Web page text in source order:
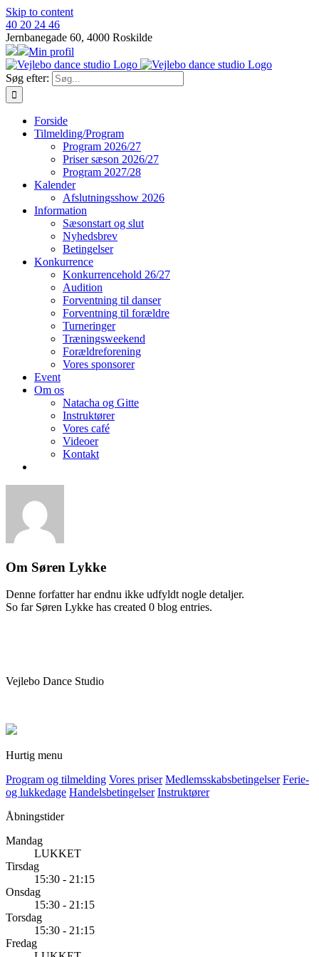
Skip to content
40 20 24 46
Jernbanegade 60, 4000 Roskilde
Min profil
Søg efter:
Forside
Tilmelding/Program
Program 2026/27
Priser sæson 2026/27
Program 2027/28
Kalender
Afslutningsshow 2026
Information
Sæsonstart og slut
Nyhedsbrev
Betingelser
Konkurrence
Konkurrencehold 26/27
Audition
Forventning til danser
Forventning til forældre
Turneringer
Træningsweekend
Forældreforening
Vores sponsorer
Event
Om os
Natacha og Gitte
Instruktører
Vores café
Videoer
Kontakt
Om Søren Lykke
Denne forfatter har endnu ikke udfyldt nogle detaljer.
So far Søren Lykke has created 0 blog entries.
Vejlebo Dance Studio
Hurtig menu
Program og tilmelding Vores priser Medlemsskabsbetingelser Ferie-
og lukkedage Handelsbetingelser Instruktører
Åbningstider
Mandag
LUKKET
Tirsdag
15:30 - 21:15
Onsdag
15:30 - 21:15
Torsdag
15:30 - 21:15
Fredag